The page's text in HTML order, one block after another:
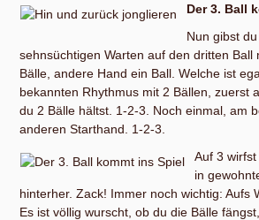
Der 3. Ball
Nun gibst
sehnsüchtigen Warten auf den dritten Ball
Bälle, andere Hand ein Ball. Welche ist
bekannten Rhythmus mit 2 Bällen, zuerst
du 2 Bälle hältst. 1-2-3. Noch einmal, am
anderen Starthand. 1-2-3.
Auf 3
in
hinterher. Zack! Immer noch wichtig: Aufs
Es ist völlig wurscht, ob du die Bälle